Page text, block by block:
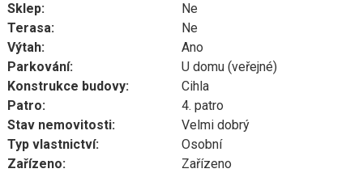
Sklep:
Ne
Terasa:
Ne
Výtah:
Ano
Parkování:
U domu (veřejné)
Konstrukce budovy:
Cihla
Patro:
4. patro
Stav nemovitosti:
Velmi dobrý
Typ vlastnictví:
Osobní
Zařízeno:
Zařízeno